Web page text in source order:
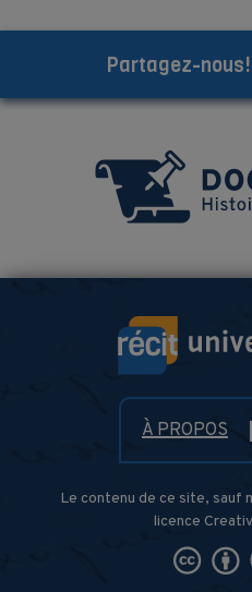
À PROPOS
Le contenu de ce site, sauf
licence
Partagez-nous!